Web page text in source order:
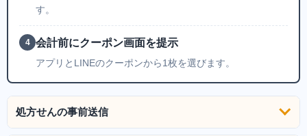
す。
4 会計前にクーポン画面を提示
アプリとLINEのクーポンから1枚を選びます。
処方せんの事前送信